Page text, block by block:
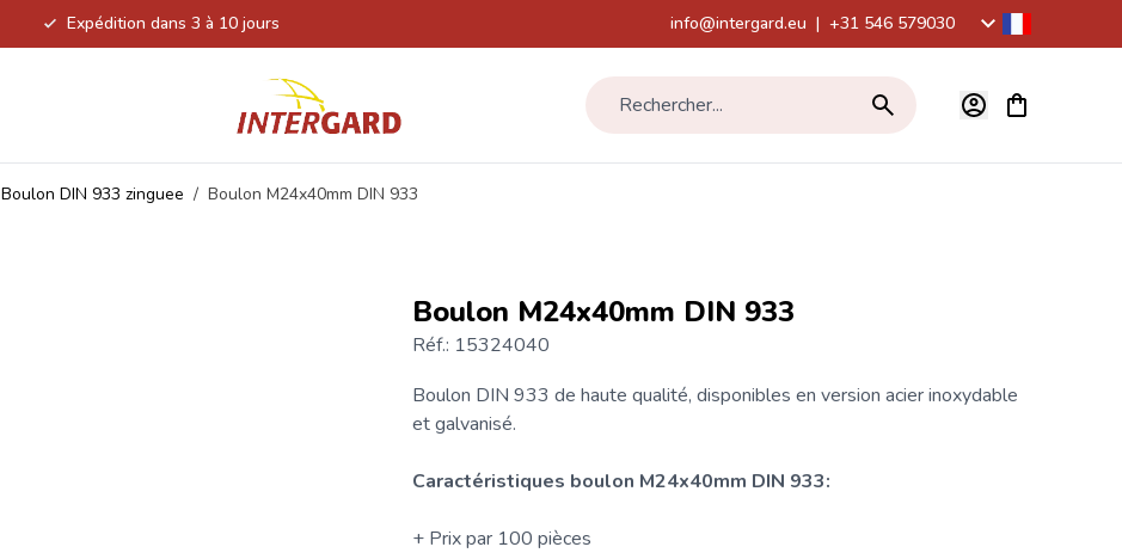
Expédition dans 3 à 10 jours info@intergard.eu | +31 546 579030
Rechercher... Voir le
Boulon DIN 933 zinguee / Boulon M24x40mm DIN 933
Boulon M24x40mm DIN 933
Réf.: 15324040
Boulon DIN 933 de haute qualité, disponibles en version acier inoxydable
et galvanisé.
Caractéristiques boulon M24x40mm DIN 933:
+ Prix par 100 pièces